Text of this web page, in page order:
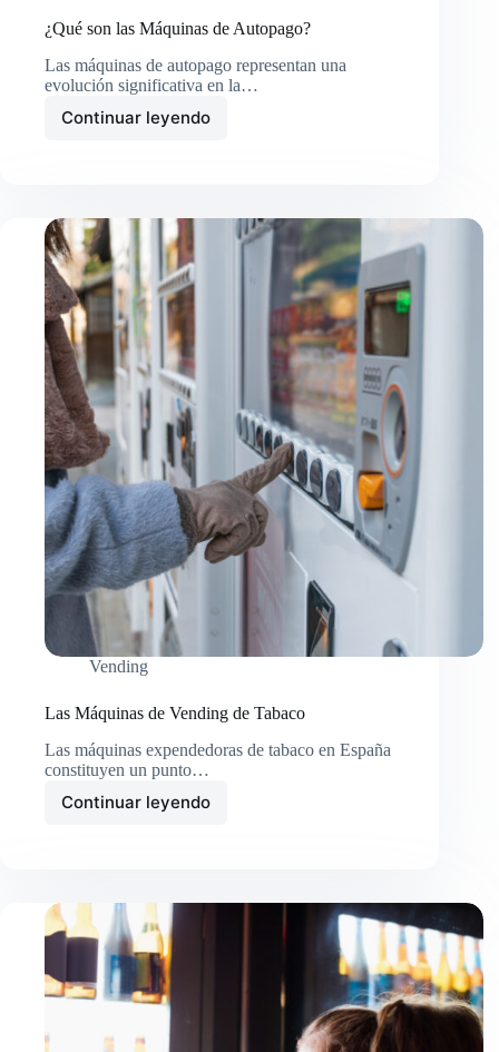
¿Qué son las Máquinas de Autopago?
Las máquinas de autopago representan una
evolución significativa en la…
Continuar leyendo
Vending
Las Máquinas de Vending de Tabaco
Las máquinas expendedoras de tabaco en España
constituyen un punto…
Continuar leyendo